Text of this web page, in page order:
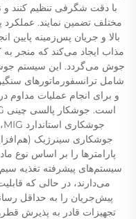
با دقت شگرفی تنظیم کنند و
مختلف تضمین نمایند. عملکرد
بالا و جریان پس‌زمینه پایین
مذاب ایجاد می‌کند که منجر
جوش می‌گردد. این سیستم
شامل ترانسفورماتورهای
و برای انجام عملیات
جوشکاری سینرژیک
پارامترها را بر اساس نوع
سیستم‌های پیشرفته تغذیه
می‌دارند، در حالی که
پیش‌جریان را به حداقل
تجهیزات قادر به پذیرش